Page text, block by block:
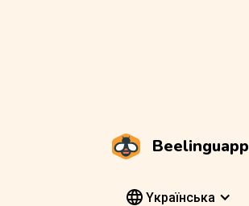
Beelinguapp
Yкраїнська